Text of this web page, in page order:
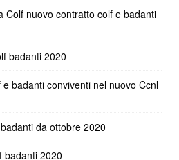
Colf nuovo contratto colf e badanti
badanti 2020
badanti conviventi nel nuovo Ccnl
da ottobre 2020
badanti 2020